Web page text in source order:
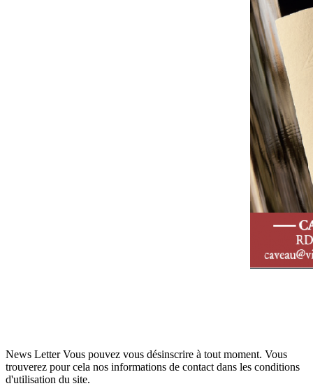
News LetterVous pouvez vous désinscrire à tout moment. Vous
trouverez pour cela nos informations de contact dans les conditions
d'utilisation du site.